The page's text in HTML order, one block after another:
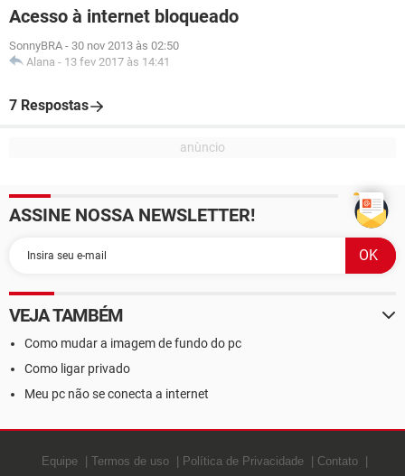
Acesso à internet bloqueado
SonnyBRA - 30 nov 2013 às 02:50
Alana - 13 fev 2017 às 14:41
7 Respostas
ASSINE NOSSA NEWSLETTER!
VEJA TAMBÉM
Como mudar a imagem de fundo do pc
Como ligar privado
Meu pc não se conecta a internet
Equipe Termos de uso Política de Privacidade Contato